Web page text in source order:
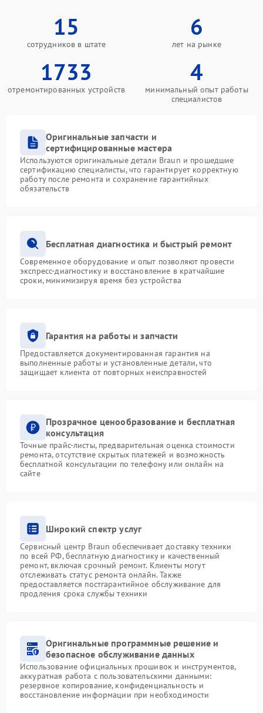
15
сотрудников в штате
6
лет на рынке
1733
отремонтированных устройств
4
минимальный опыт работы
специалистов
Оригинальные запчасти и
сертифицированные мастера
Используются оригинальные детали Braun и прошедшие
сертификацию специалисты, что гарантирует корректную
работу после ремонта и сохранение гарантийных
обязательств
Бесплатная диагностика и быстрый ремонт
Современное оборудование и опыт позволяют провести
экспресс-диагностику и восстановление в кратчайшие
сроки, минимизируя время без устройства
Гарантия на работы и запчасти
Предоставляется документированная гарантия на
выполненные работы и установленные детали, что
защищает клиента от повторных неисправностей
Прозрачное ценообразование и бесплатная
консультация
Точные прайс-листы, предварительная оценка стоимости
ремонта, отсутствие скрытых платежей и возможность
бесплатной консультации по телефону или онлайн на
сайте
Широкий спектр услуг
Сервисный центр Braun обеспечивает доставку техники
по всей РФ, бесплатную диагностику и качественный
ремонт, включая срочный ремонт. Клиенты могут
отслеживать статус ремонта онлайн. Также
предоставляется постгарантийное обслуживание для
продления срока службы техники
Оригинальные программные решение и
безопасное обслуживание данных
Использование официальных прошивок и инструментов,
аккуратная работа с пользовательскими данными:
резервное копирование, конфиденциальность и
восстановление информации при необходимости